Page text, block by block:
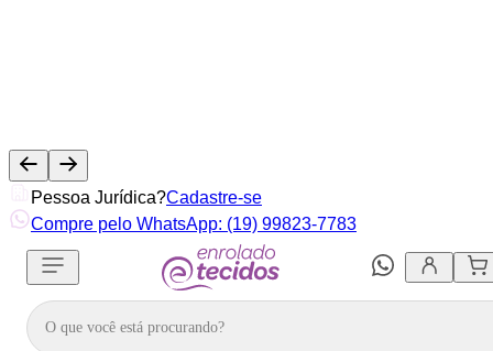
Pessoa Jurídica?Cadastre-se
Compre pelo WhatsApp: (19) 99823-7783